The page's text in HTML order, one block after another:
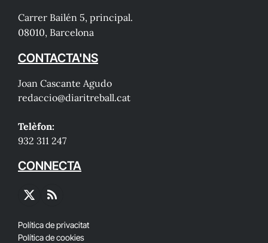
Carrer Bailén 5, principal.
08010, Barcelona
CONTACTA'NS
Joan Cascante Agudo
redaccio@diaritreball.cat
Telèfon:
932 311 247
CONNECTA
X
RSS
Política de privacitat
Política de cookies